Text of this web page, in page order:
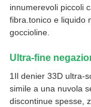
innumerevoli piccoli
fibra.tonico e liquido
goccioline.
Ultra-fine
1Il denier 33D ultra-
simile a una nuvola
discontinue spesse,